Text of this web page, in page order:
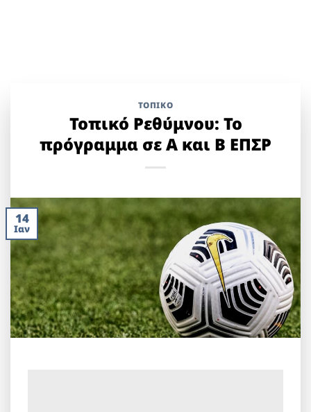
ΤΟΠΙΚΌ
Τοπικό Ρεθύμνου: Το
πρόγραμμα σε Α και Β ΕΠΣΡ
14
Ιαν